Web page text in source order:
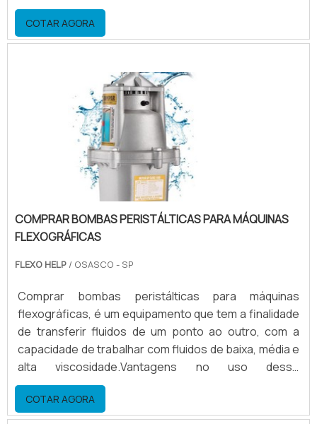
similares, para não perder a garantia do equipamento,
pois trata-se de um material importado da
alemanha.Vida útil da mangueira para bomba
da bomba e da química do solvente, que pode ser mais
ou menos agressi.
COTAR AGORA
COMPRAR BOMBAS PERISTÁLTICAS PARA MÁQUINAS
FLEXOGRÁFICAS
FLEXO HELP / OSASCO - SP
Comprar bombas peristálticas para máquinas
flexográficas, é um equipamento que tem a finalidade
de transferir fluidos de um ponto ao outro, com a
capacidade de trabalhar com fluidos de baixa, média e
alta viscosidade.Vantagens no uso desse
equipamento Economia de tinta e solventes; Agilidade
na limpeza; Agilidade na preparação; Entre
outros.Demais atributos em comprar bombas
COTAR AGORA